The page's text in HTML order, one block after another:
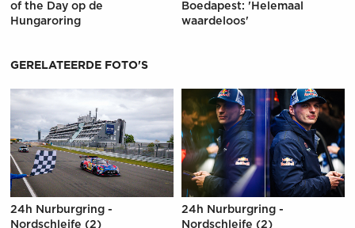
of the Day op de
Hungaroring
Boedapest: 'Helemaal
waardeloos'
GERELATEERDE FOTO'S
24h Nurburgring -
Nordschleife (2)
24h Nurburgring -
Nordschleife (2)